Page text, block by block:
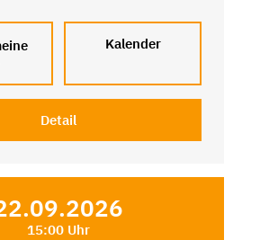
Kalender
Detail
15:00 Uhr